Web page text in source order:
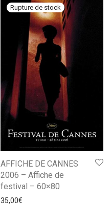
AFFICHE DE CANNES
2006 – Affiche de
festival – 60×80
35,00€